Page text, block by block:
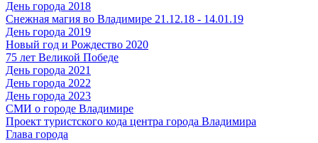
День города 2018
Снежная магия во Владимире 21.12.18 - 14.01.19
День города 2019
Новый год и Рождество 2020
75 лет Великой Победе
День города 2021
День города 2022
День города 2023
СМИ о городе Владимире
Проект туристского кода центра города Владимира
Глава города